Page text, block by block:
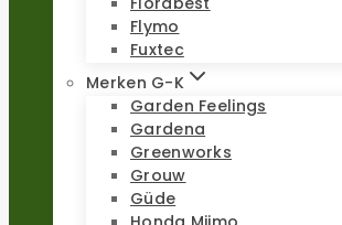
Flymo
Fuxtec
Merken G-K
Garden Feelings
Gardena
Greenworks
Grouw
Güde